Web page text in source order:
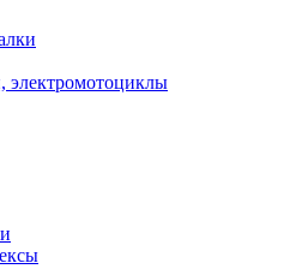
электромотоциклы